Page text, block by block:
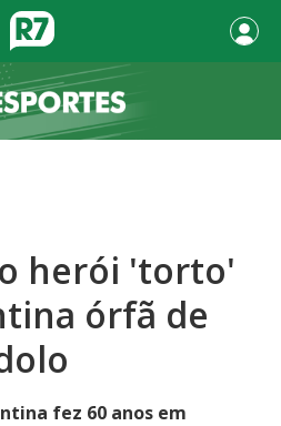
herói 'torto'
órfã de
fez 60 anos em